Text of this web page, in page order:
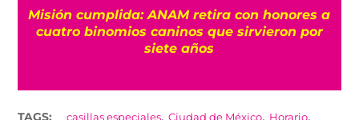
Misión cumplida: ANAM retira con honores a
cuatro binomios caninos que sirvieron por
siete años
TAGS: casillas especiales,Ciudad de México, Horario,